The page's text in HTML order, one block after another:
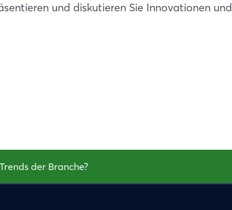
und diskutieren Sie Innovationen und
der Branche?